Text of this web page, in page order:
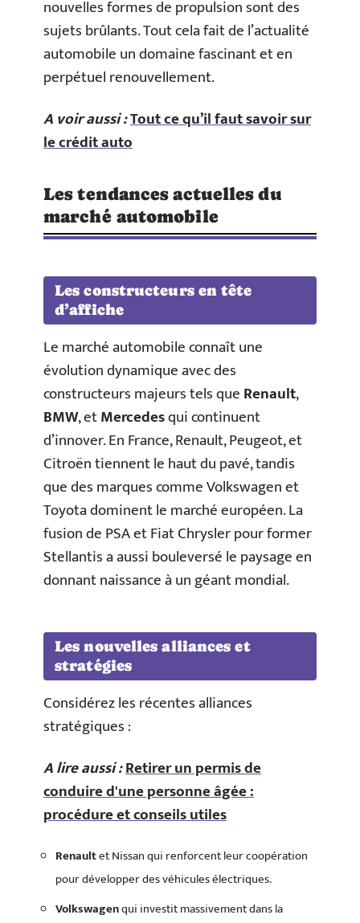
nouvelles formes de propulsion sont des
sujets brûlants. Tout cela fait de l’actualité
automobile un domaine fascinant et en
perpétuel renouvellement.
A voir aussi :Tout ce qu’il faut savoir sur
le crédit auto
Les tendances actuelles du
marché automobile
Les constructeurs en tête
d’affiche
Le marché automobile connaît une
évolution dynamique avec des
constructeurs majeurs tels queRenault,
BMW, etMercedesqui continuent
d’innover. En France, Renault, Peugeot, et
Citroën tiennent le haut du pavé, tandis
que des marques comme Volkswagen et
Toyota dominent le marché européen. La
fusion de PSA et Fiat Chrysler pour former
Stellantis a aussi bouleversé le paysage en
donnant naissance à un géant mondial.
Les nouvelles alliances et
stratégies
Considérez les récentes alliances
stratégiques :
A lire aussi :Retirer un permis de
conduire d'une personne âgée :
procédure et conseils utiles
Renaultet Nissan qui renforcent leur coopération
pour développer des véhicules électriques.
Volkswagenqui investit massivement dans la